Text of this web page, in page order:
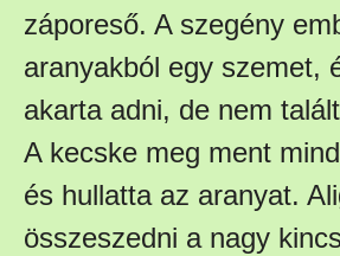
záporeső. A szegény
aranyakból egy szemet,
akarta adni, de nem
A kecske meg ment
és hullatta az aranyat.
összeszedni a nagy